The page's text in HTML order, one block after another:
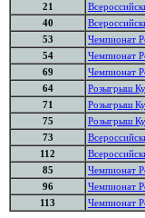
21
40
53
Чемпионат
54
Чемпионат
69
Чемпионат
64
Розыгрыш
71
Розыгрыш
75
Розыгрыш
73
112
85
Чемпионат
96
Чемпионат
113
Чемпионат